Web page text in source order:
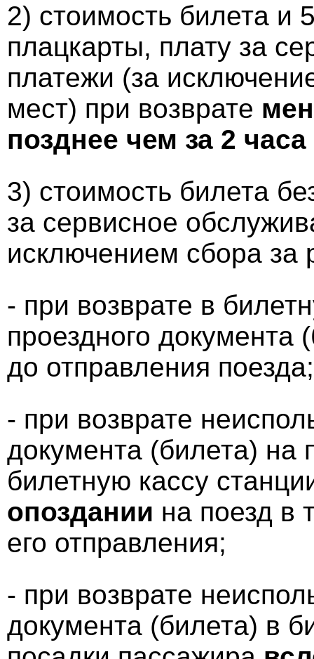
2) стоимость билета и
плацкарты, плату за
платежи (за
мест) при возврате
позднее чем за 2 часа
3) стоимость билета
за сервисное
исключением сбора за
- при возврате в
проездного
до отправления поезда;
- при возврате
документа (билета) на
билетную кассу
опоздании на поезд в
его отправления;
- при возврате
документа (билета) в